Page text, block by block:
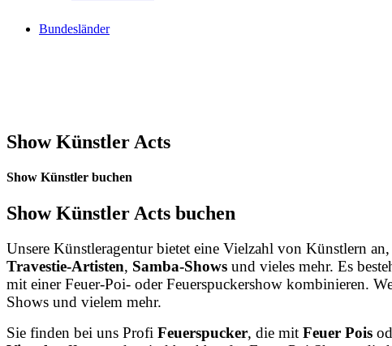
Bundesländer
Show Künstler Acts
Show Künstler buchen
Show Künstler Acts buchen
Unsere Künstleragenturbietet eine Vielzahl von Künstlern an,
Travestie-Artisten, Samba-Shows und vieles mehr. Es
mit einerFeuer-Poi- oderFeuerspuckershow kombinieren.
Shows und vielem mehr.
Sie finden bei uns Profi Feuerspucker, die mit Feuer Pois